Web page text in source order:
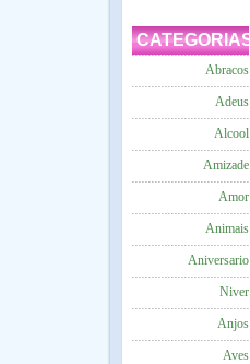
CATEGORIAS
Abracos
Adeus
Alcool
Amizade
Amor
Animais
Aniversario
Niver
Anjos
Aves